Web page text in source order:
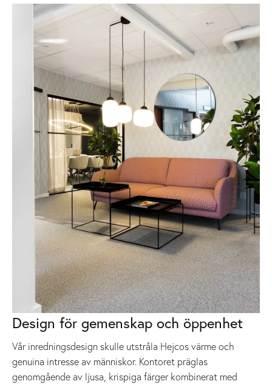
Design för gemenskap och öppenhet
Vår inredningsdesign skulle utstråla Hejcos värme och
genuina intresse av människor. Kontoret präglas
genomgående av ljusa, krispiga färger kombinerat med